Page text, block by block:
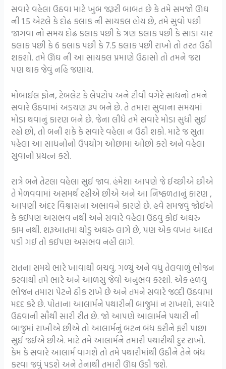
સવારે વહેલા ઉઠવા માટે ખુબ જરૂરી બાબત છે કે તમે સમજો ઊંઘ
ની 1.5 એટલે કે દોઢ કલાક ની સાયકલ હોય છે, તમે સુવો પછી
જાગવા નો સમય દોઢ કલાક પછી કે ત્રણ કલાક પછી કે સાડા ચાર
કલાક પછી કે 6 કલાક પછી કે 7.5 કલાક પછી રાખો તો તરત ઉઠી
શકશો. તમે ઊંઘ ની આ સાયકલ પ્રમાણે ઉઠાસો તો તમને જરા
પણ થાક જેવું નહિ જણાય.
મોબાઈલ ફોન, ટેબલેટ કે લેપટોપ અને ટીવી વગેરે સાધનો તમને
સવારે ઉઠવામાં અડચણ રૂપ બને છે. તે તમારા સુવાના સમયમાં
મોડા થવાનું કારણ બને છે. જેના લીધે તમે સવારે મોડા સુધી સુઈ
રહો છો, તો બની શકે કે સવારે વહેલા ન ઉઠી શકો. માટે જ સુતા
પહેલા આ સાધનોનો ઉપયોગ ઓછામાં ઓછો કરો અને વહેલા
સુવાનો પ્રયત્ન કરો.
રાત્રે બને તેટલા વહેલા સુઈ જાવ. હંમેશા આપણે જે ઈચ્છીએ છીએ
તે મેળવવામાં અસમર્થ રહીએ છીએ અને આ નિષ્ફળતાનું કારણ ,
આપણી અંદર વિશ્વાસના અભાવને કારણે છે. હવે સમજવું જોઈએ
કે કંઈપણ અસંભવ નથી અને સવારે વહેલા ઉઠવું કોઈ અઘરું
કામ નથી. શરૂઆતમાં થોડું અઘરું લાગે છે, પણ એક વખત આદત
પડી ગઈ તો કઈપણ અસંભવ નહી લાગે.
રાતના સમયે ભારે ખાવાથી બચવું. ગળ્યું અને વધુ તેલવાળું ભોજન
કરવાથી તમે ભારે અને આળસુ જેવો અનુભવ કરશો. એક હળવું
ભોજન તમારા પેટને ઠીક રાખે છે અને તમને સવારે જલ્દી ઉઠવામાં
મદદ કરે છે. પોતાના આલાર્મને પથારીની બાજુમાં ન રાખશો, સવારે
ઉઠવાની સૌથી સારી રીત છે. જો આપણે આલાર્મને પથારી ની
બાજુમાં રાખીએ છીએ તો આલાર્મનું બટન બંધ કરીને ફરી પાછા
સુઈ જઈએ છીએ. માટે તમે આલાર્મને તમારી પથારીથી દુર રાખો.
કેમ કે સવારે આલાર્મ વાગશે તો તમે પથારીમાંથી ઉઠીને તેને બંધ
કરવા જવું પડશે અને તેનાથી તમારી ઊંઘ ઉડી જશે.